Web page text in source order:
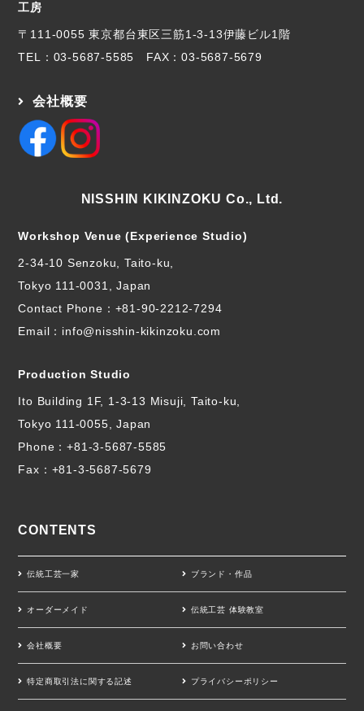
工房
〒111-0055 東京都台東区三筋1-3-13伊藤ビル1階
TEL： 03-5687-5585 FAX：03-5687-5679
会社概要
NISSHIN KIKINZOKU Co., Ltd.
Workshop Venue (Experience Studio)
2-34-10 Senzoku, Taito-ku,
Tokyo 111-0031, Japan
Contact Phone： +81-90-2212-7294
Email：info@nisshin-kikinzoku.com
Production Studio
Ito Building 1F, 1-3-13 Misuji, Taito-ku,
Tokyo 111-0055, Japan
Phone：+81-3-5687-5585
Fax：+81-3-5687-5679
CONTENTS
伝統工芸一家 ブランド・作品
オーダーメイド 伝統工芸 体験教室
会社概要 お問い合わせ
特定商取引法に関する記述 プライバシーポリシー